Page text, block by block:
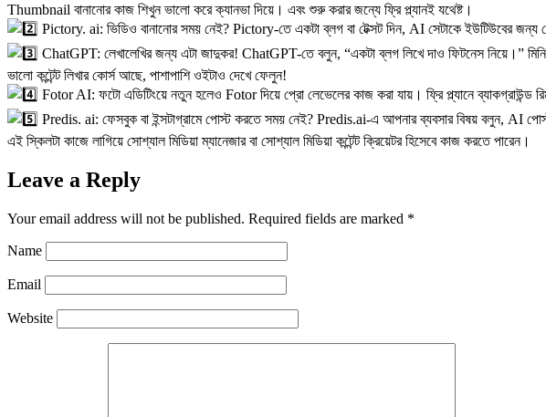
Thumbnail বানানোর কাজ শিখুন ভালো করে ক্যানভা দিয়ে। এবং শুরু করার জন্যে ফ্রি প্ল্যানই যথেষ্ট।
Pictory. ai: ভিডিও বানানোর সময় নেই? Pictory-তে একটা ব্লগ বা টেক্সট দিন, AI সেটাকে ইউটিউবের জন্য
ChatGPT: লেখালেখির জন্য এটা জাদুকর! ChatGPT-তে বলুন, “একটা ব্লগ লিখে দাও ফিটনেস নিয়ে।”
ভালো কন্টেন্ট লিখার কোর্স আছে, পাশাপাশি ওইটাও দেখে ফেলুন!
Fotor AI: ফটো এডিটিংয়ে নতুন হলেও Fotor দিয়ে প্রো লেভেলের কাজ করা যায়। ফ্রি প্ল্যানে ব্যাকগ্রাউন্ড
Predis. ai: ফেসবুক বা ইন্সটাগ্রামে পোস্ট করতে সময় নেই? Predis.ai-এ আপনার ব্যবসার বিষয় বলুন, AI
এই স্কিলটা কাজে লাগিয়ে সোশ্যাল মিডিয়া ম্যানেজার বা সোশ্যাল মিডিয়া কন্টেন্ট ক্রিয়েটর হিসেবে কাজ করতে পারেন।
Leave a Reply
Your email address will not be published. Required fields are marked *
Name
Email
Website